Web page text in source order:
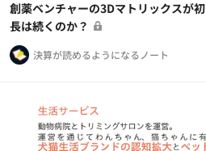
創薬ベンチャーの3Dマトリックスが
長は続くのか？
決算が読めるようになるノート